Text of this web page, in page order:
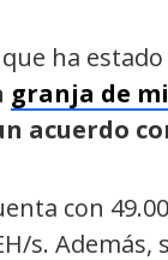
ha
granja de
acuerdo
con
s.